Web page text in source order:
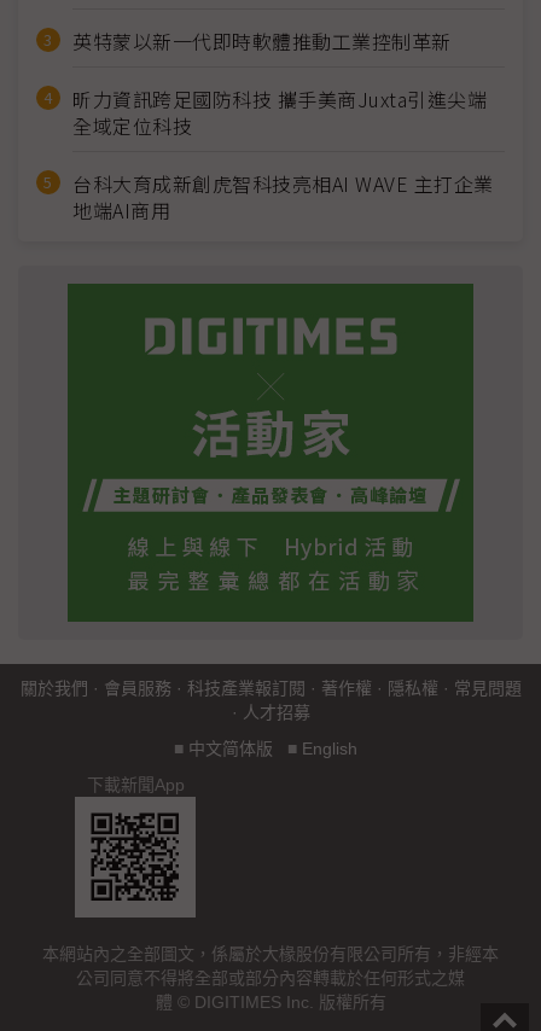
英特蒙以新一代即時軟體推動工業控制革新
昕力資訊跨足國防科技 攜手美商Juxta引進尖端
全域定位科技
台科大育成新創虎智科技亮相AI WAVE 主打企業
地端AI商用
關於我們 · 會員服務 · 科技產業報訂閱 · 著作權 · 隱私權 · 常見問題
· 人才招募
■ 中文简体版 ■ English
下載新聞App
本網站內之全部圖文，係屬於大椽股份有限公司所有，非經本
公司同意不得將全部或部分內容轉載於任何形式之媒
體 © DIGITIMES Inc. 版權所有